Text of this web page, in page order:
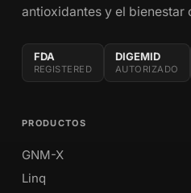
antioxidantes y el bienestar
FDA
REGISTERED
DIGEMID
AUTORIZADO
PRODUCTOS
GNM-X
Linq